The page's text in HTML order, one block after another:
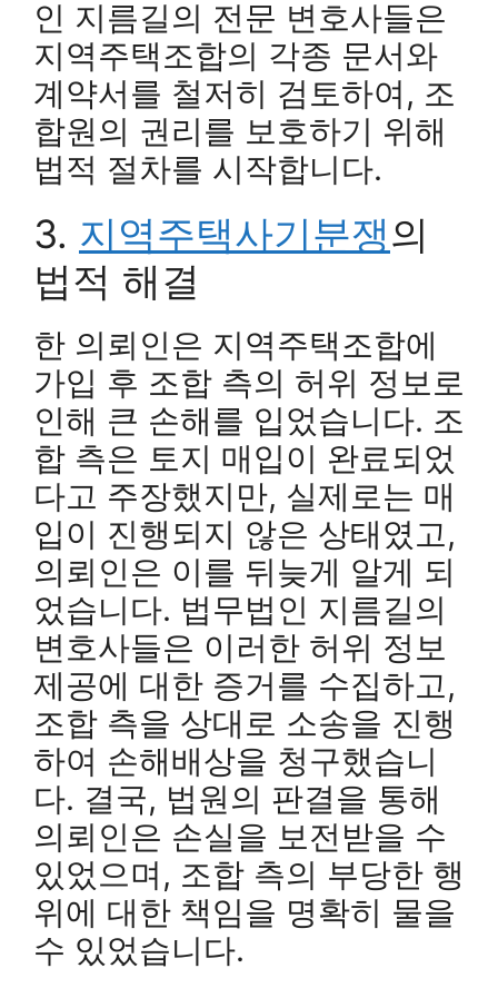
인 지름길의 전문 변호사들은
지역주택조합의 각종 문서와
계약서를 철저히 검토하여, 조
합원의 권리를 보호하기 위해
법적 절차를 시작합니다.
3. 지역주택사기분쟁의
법적 해결
한 의뢰인은 지역주택조합에
가입 후 조합 측의 허위 정보로
인해 큰 손해를 입었습니다. 조
합 측은 토지 매입이 완료되었
다고 주장했지만, 실제로는 매
입이 진행되지 않은 상태였고,
의뢰인은 이를 뒤늦게 알게 되
었습니다. 법무법인 지름길의
변호사들은 이러한 허위 정보
제공에 대한 증거를 수집하고,
조합 측을 상대로 소송을 진행
하여 손해배상을 청구했습니
다. 결국, 법원의 판결을 통해
의뢰인은 손실을 보전받을 수
있었으며, 조합 측의 부당한 행
위에 대한 책임을 명확히 물을
수 있었습니다.